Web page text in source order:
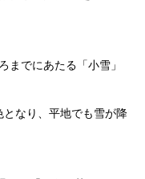
までにあたる「小雪」
なり、平地でも雪が降